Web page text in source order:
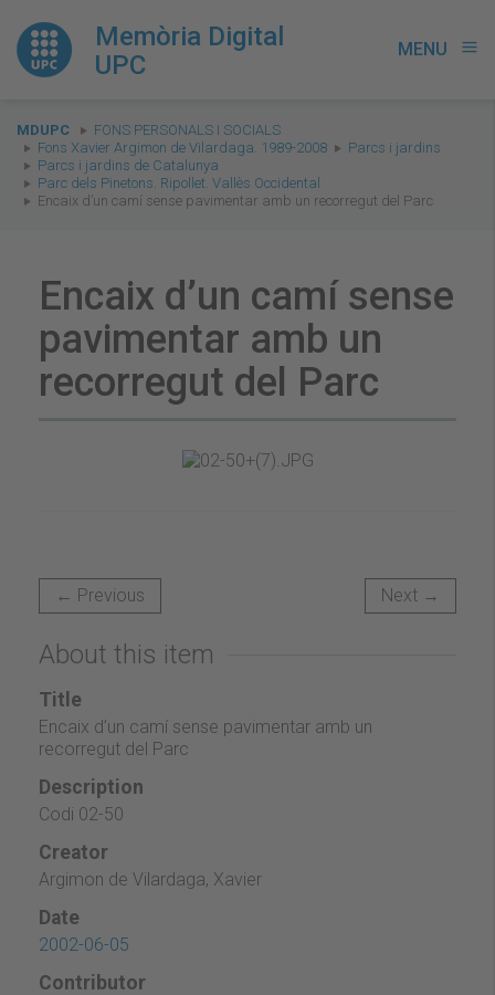
Memòria Digital
UPC
MENU menu
You
are
here:
MDUPC
FONS PERSONALS I SOCIALS
Fons Xavier Argimon de Vilardaga. 1989-2008
Parcs i jardins
Parcs i jardins de Catalunya
Parc dels Pinetons. Ripollet. Vallès Occidental
Encaix d’un camí sense pavimentar amb un recorregut del Parc
Encaix d’un camí sense
pavimentar amb un
recorregut del Parc
← Previous Next →
About this item
Title
Encaix d’un camí sense pavimentar amb un
recorregut del Parc
Description
Codi 02-50
Creator
Argimon de Vilardaga, Xavier
Date
2002-06-05
Contributor